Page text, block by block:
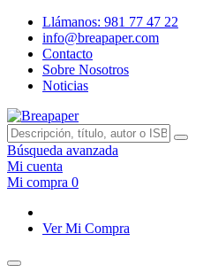
Llámanos: 981 77 47 22
info@breapaper.com
Contacto
Sobre Nosotros
Noticias
Búsqueda avanzada
Mi cuenta
Mi compra 0
Ver Mi Compra